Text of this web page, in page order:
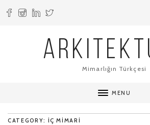
Mimarlığın Türkçesi
MENU
CATEGORY: IÇ MIMARI